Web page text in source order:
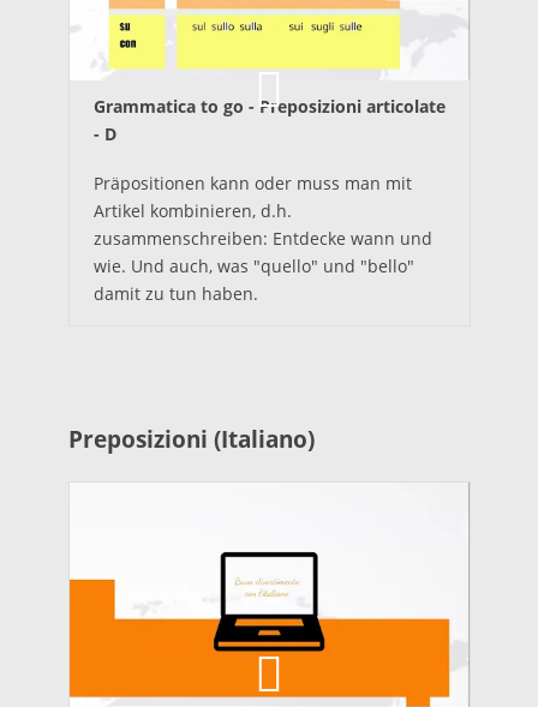
Grammatica to go - Preposizioni articolate
- D
Präpositionen kann oder muss man mit
Artikel kombinieren, d.h.
zusammenschreiben: Entdecke wann und
wie. Und auch, was "quello" und "bello"
damit zu tun haben.
Preposizioni (Italiano)